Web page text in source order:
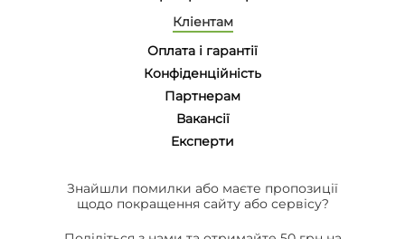
Кліентам
Оплата і гарантії
Конфіденційність
Партнерам
Вакансії
Eксперти
Знайшли помилки або маєте пропозиції
щодо покращення сайту або сервісу?